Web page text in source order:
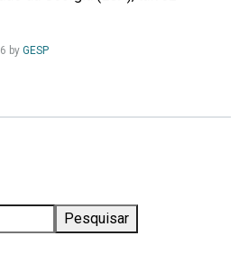
by GESPLeia
Pesquisar